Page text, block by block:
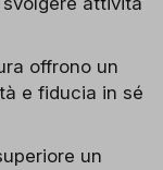
offrono un
e fiducia in sé
un